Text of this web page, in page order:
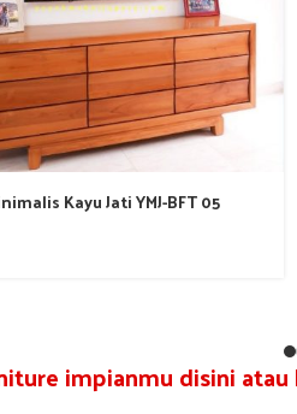
Kayu Jati YMJ-BFT 05
impianmu disini